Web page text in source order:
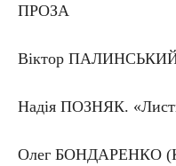
ПРОЗА
Віктор
Надія ПОЗНЯК.
Олег БОНДАРЕНКО